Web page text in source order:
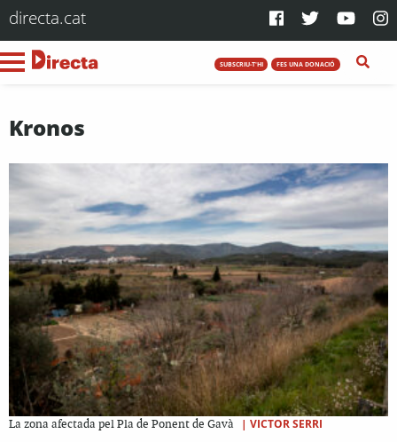
directa.cat
SUBSCRIU-T'HI FES UNA DONACIÓ
Kronos
La zona afectada pel Pla de Ponent de Gavà | VICTOR SERRI